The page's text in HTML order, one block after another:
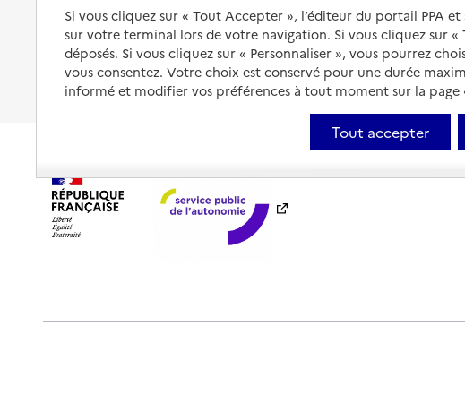
Les obligations de la famille
À qui s’adresser ?
Les politiques du grand âge
Fin de vie à domicile
Si vous cliquez sur « Tout Accepter », l’éditeur du portail PPA
sur votre terminal lors de votre navigation. Si vous cliquez sur «
déposés. Si vous cliquez sur « Personnaliser », vous pourrez
vous consentez. Votre choix est conservé pour une durée
informé et modifier vos préférences à tout moment sur la page
Tout accepter